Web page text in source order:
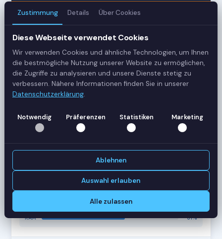
Server
42
Status
CPU
62%
RAM
61%
Zustimmung Details Über Cookies
Diese Webseite verwendet Cookies
Wir verwenden Cookies und ähnliche Technologien, um Ihnen
die bestmögliche Nutzung unserer Website zu ermöglichen,
die Zugriffe zu analysieren und unsere Dienste stetig zu
verbessern. Nähere Informationen finden Sie in unserer
Datenschutzerklärung.
Notwendig Präferenzen Statistiken Marketing
Ablehnen
Auswahl erlauben
Alle zulassen